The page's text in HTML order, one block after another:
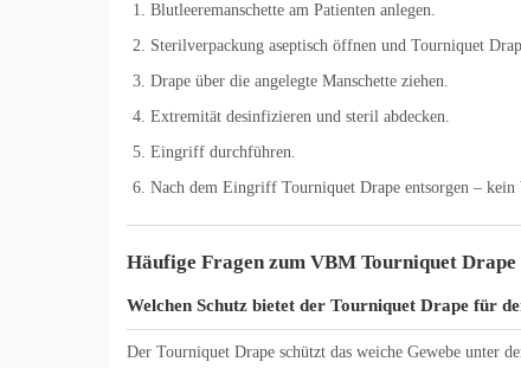
Blutleeremanschette am Patienten anlegen.
Sterilverpackung aseptisch öffnen und Tourniquet
Drape über die angelegte Manschette ziehen.
Extremität desinfizieren und steril abdecken.
Eingriff durchführen.
Nach dem Eingriff Tourniquet Drape entsorgen – kein
Häufige Fragen zum VBM Tourniquet Drape
Welchen Schutz bietet der Tourniquet Drape für
Der Tourniquet Drape schützt das weiche Gewebe unter